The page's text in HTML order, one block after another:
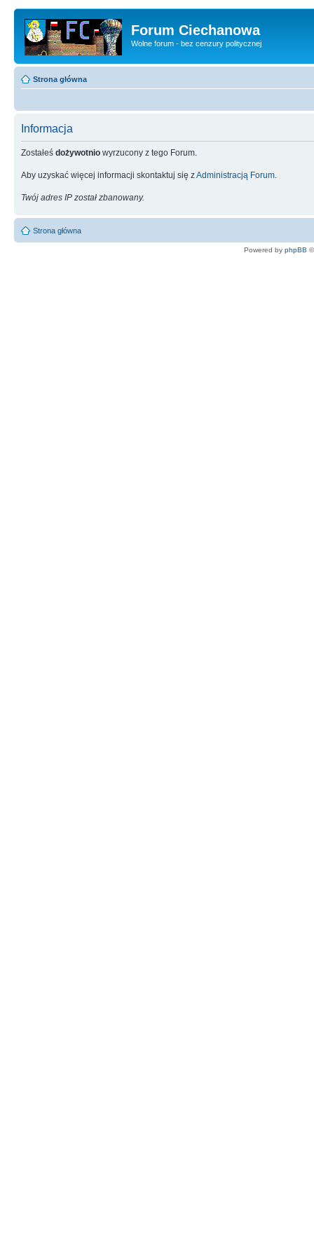
Forum Ciechanowa
Wolne forum - bez cenzury politycznej
Strona główna
Informacja
Zostałeś dożywotnio wyrzucony z tego Forum.
Aby uzyskać więcej informacji skontaktuj się zAdministracją Forum
Twój adres IP został zbanowany.
Strona główna
Powered by phpBB